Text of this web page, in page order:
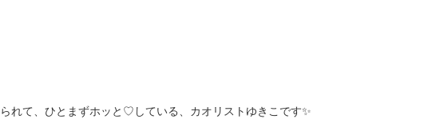
れて、ひとまずホッと♡している、カオリストゆきこです✨